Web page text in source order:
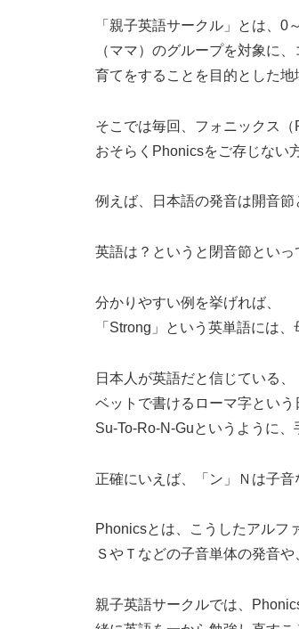
「親子英語サークル」とは、
（ママ）のグループを対象に
育てをすることを目的とした地
そこでは毎回、フォニックス（
おそらくPhonicsをご存じない
例えば、日本語の発音は開音
英語は？というと閉音節とい
分かりやすい例を挙げれば、
「Strong」という英単語には
日本人が英語だと信じている
ベットで書けるローマ字という
Su-To-Ro-N-Guというように、
正確にいえば、「ン」Ｎは子
Phonicsとは、こうしたアルフ
ＳやＴなどの子音単体の発音
親子英語サークルでは、